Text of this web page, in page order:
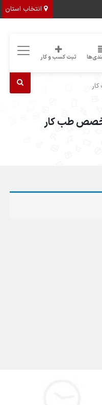
انتخاب استان
ثبت کسب و کار
طب کار